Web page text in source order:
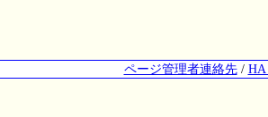
ページ管理者連絡先/ HA